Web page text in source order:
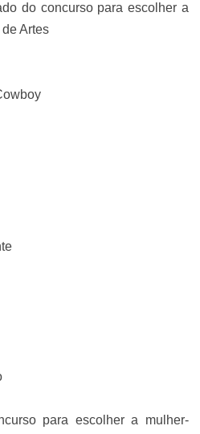
do concurso para escolher a
Artes
para escolher a mulher-